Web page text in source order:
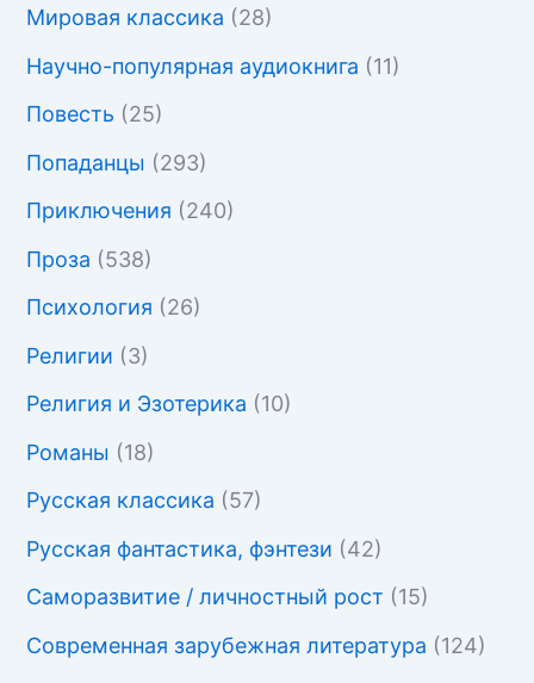
Мировая классика (28)
Научно-популярная аудиокнига (11)
Повесть (25)
Попаданцы (293)
Приключения (240)
Проза (538)
Психология (26)
Религии (3)
Религия и Эзотерика (10)
Романы (18)
Русская классика (57)
Русская фантастика, фэнтези (42)
Саморазвитие / личностный рост (15)
Современная зарубежная литература (124)